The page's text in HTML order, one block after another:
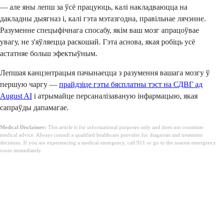
— але яны лепш за ўсё працуюць, калі накладваюцца на
дакладны дыягназ і, калі гэта мэтазгодна, правільнае лячэнне.
Разуменне спецыфічнага спосабу, якім ваш мозг апрацоўвае
увагу, не з'яўляецца раскошай. Гэта аснова, якая робіць усё
астатняе больш эфектыўным.
Лепшая канцэнтрацыя пачынаецца з разумення вашага мозгу ў
першую чаргу — прайдзіце гэты бясплатны тэст на СДВГ ад
August AI і атрымайце персаналізаваную інфармацыю, якая
сапраўды дапамагае.
Medical Disclaimer: This article is for informational purposes only and does not constitute
medical advice. Always consult a qualified healthcare provider for diagnosis and treatment
decisions. If you are experiencing a medical emergency, call 911 or go to the nearest emergency
room immediately.